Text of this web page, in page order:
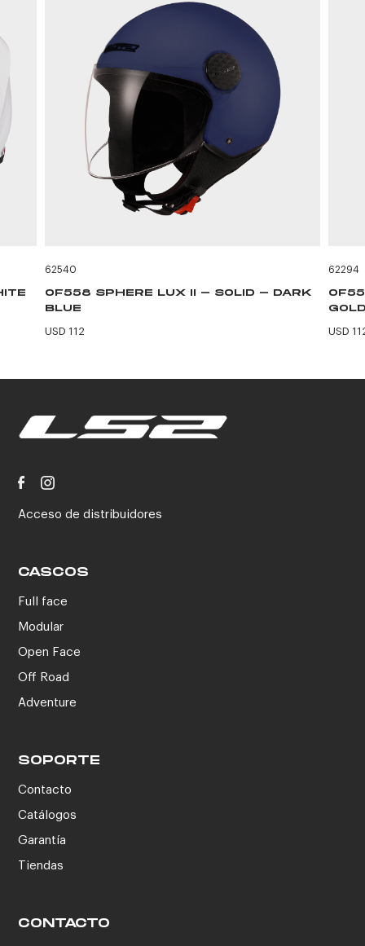
62540
OF558 SPHERE LUX II - SOLID - DARK
BLUE
USD 112
62294
USD
Acceso de distribuidores
CASCOS
Full face
Modular
Open Face
Off Road
Adventure
SOPORTE
Contacto
Catálogos
Garantía
Tiendas
CONTACTO